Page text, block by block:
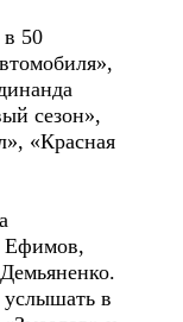
в 50
сезон»,
«Красная
Ефимов,
в